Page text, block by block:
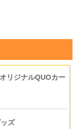
リジナルQUOカー
ズ